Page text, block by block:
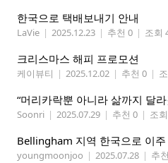
한국으로 택배보내기 안내
LaVie | 2025.12.23 | 추천 0 | 조회
크리스마스 해피 프로모션
케이뷰티 | 2025.12.02 | 추천 0 |
Soonri | 2025.07.29 | 추천 0 | 조
Bellingham 지역 한국으로 이
youngmoonjoo | 2025.07.28 | 추